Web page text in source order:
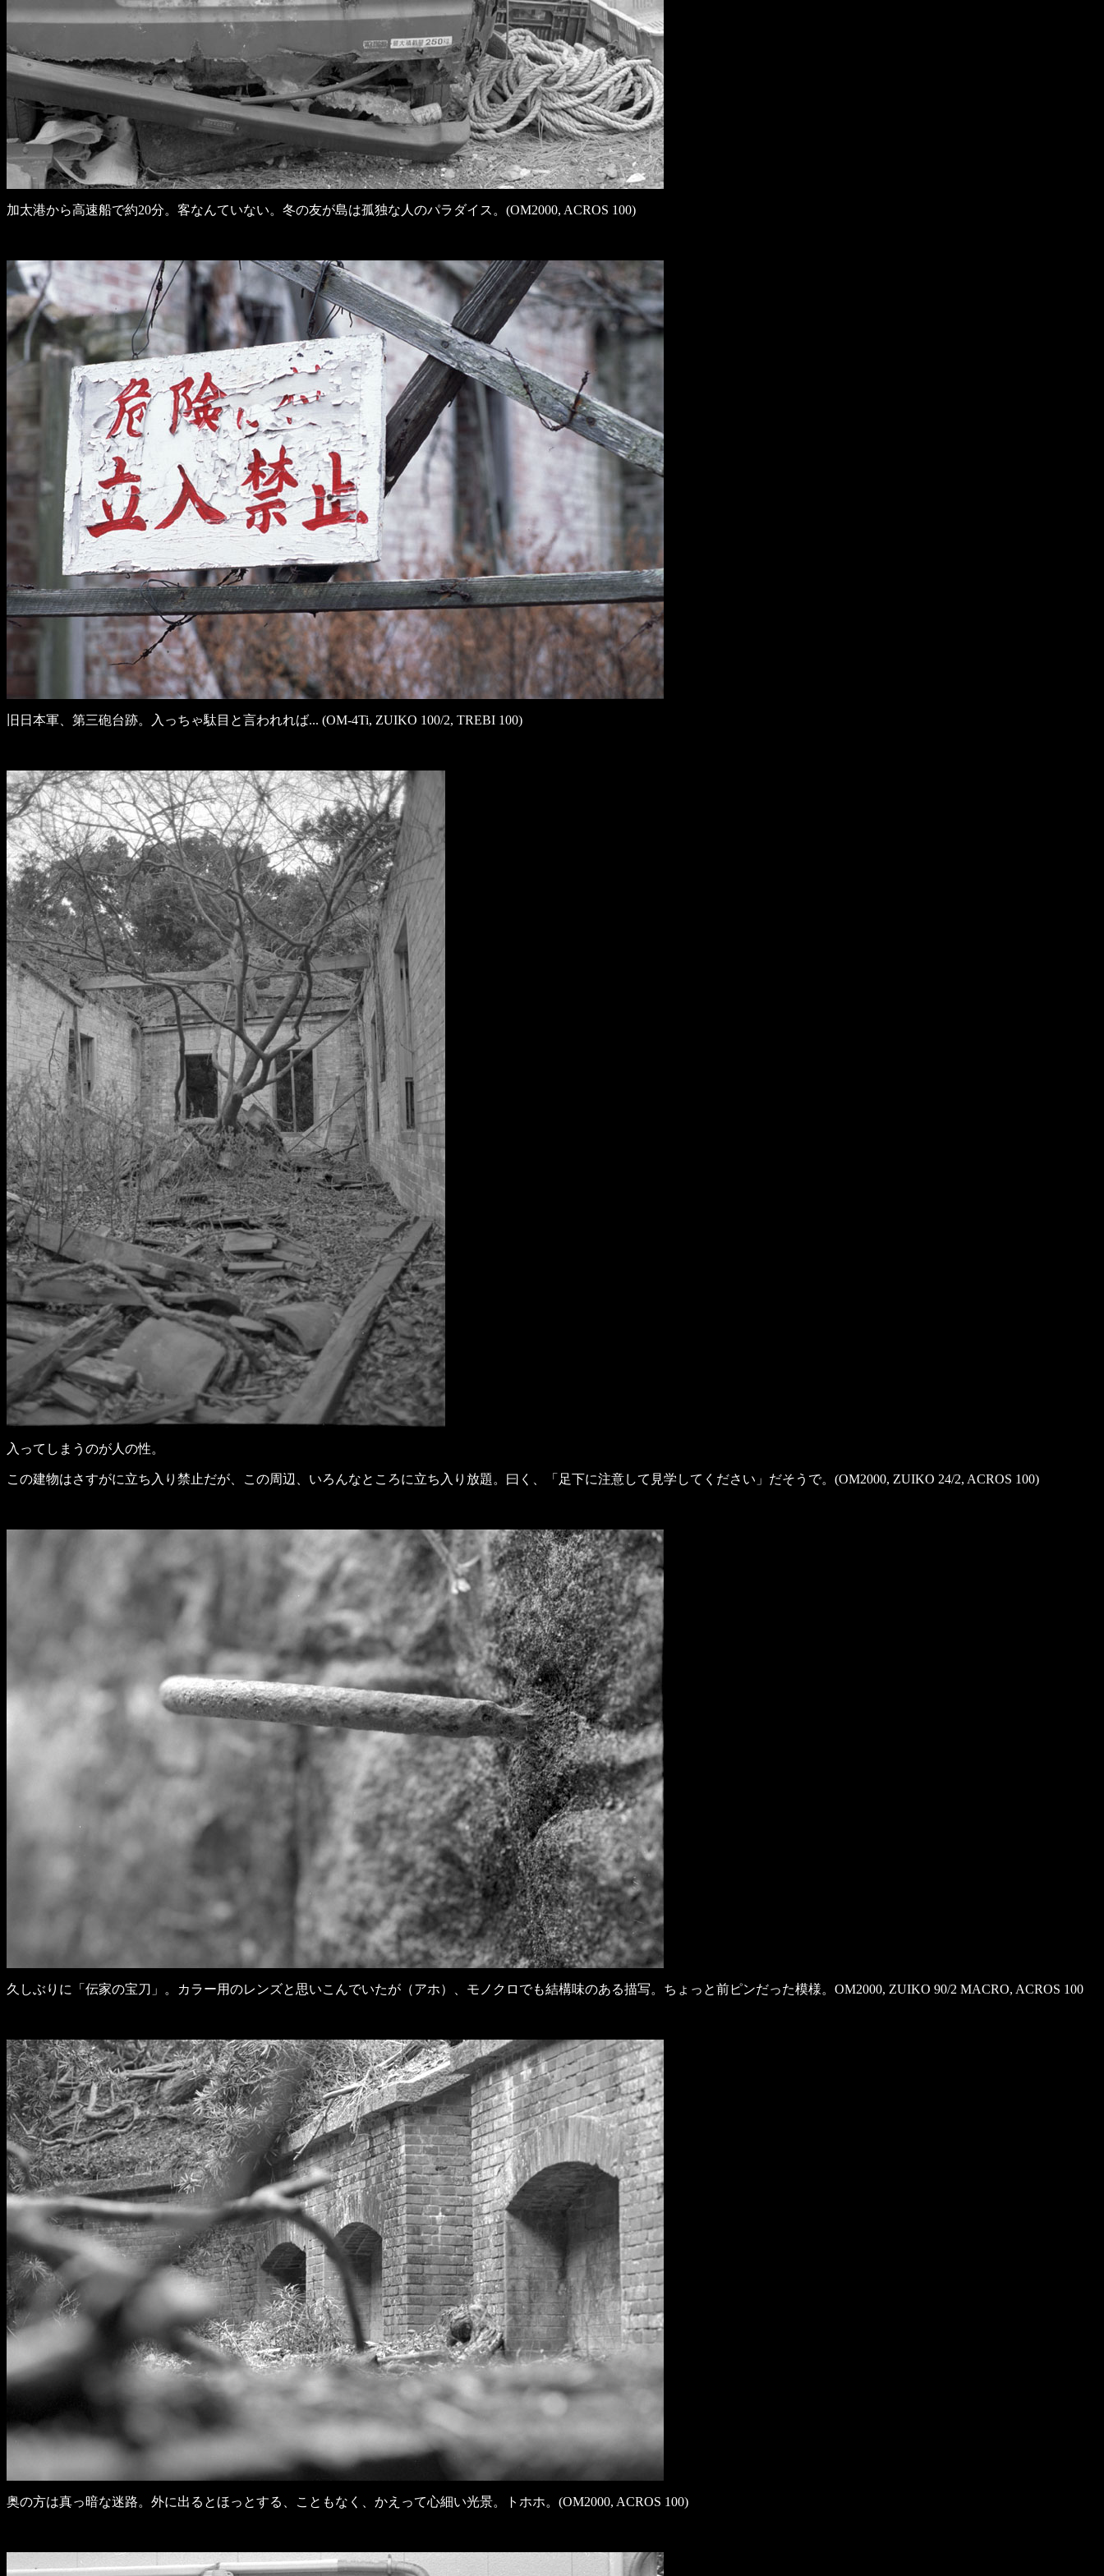
加太港から高速船で約20分。客なんていない。冬の友が島は孤独な人のパラダイス。(OM2000, ACROS 100)
旧日本軍、第三砲台跡。入っちゃ駄目と言われれば... (OM-4Ti, ZUIKO 100/2, TREBI 100)
入ってしまうのが人の性。
この建物はさすがに立ち入り禁止だが、この周辺、いろんなところに立ち入り放題。曰く、「足下に注意して見学してください」だそうで。(OM2000, ZUIKO 24/2, ACROS 100)
久しぶりに「伝家の宝刀」。カラー用のレンズと思いこんでいたが（アホ）、モノクロでも結構味のある描写。ちょっと前ピンだった模様。OM2000, ZUIKO 90/2 MACRO, ACROS 100
奥の方は真っ暗な迷路。外に出るとほっとする、こともなく、かえって心細い光景。トホホ。(OM2000, ACROS 100)